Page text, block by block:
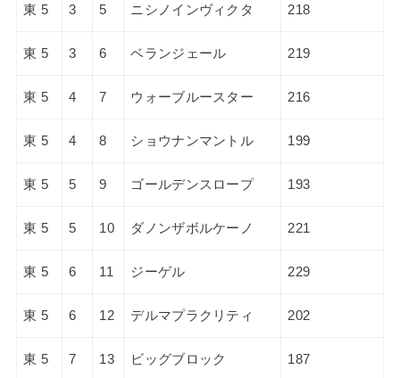
東 5 3 5 ニシノインヴィクタ 218
東 5 3 6 ベランジェール 219
東 5 4 7 ウォーブルースター 216
東 5 4 8 ショウナンマントル 199
東 5 5 9 ゴールデンスロープ 193
東 5 5 10 ダノンザボルケーノ 221
東 5 6 11 ジーゲル 229
東 5 6 12 デルマプラクリティ 202
東 5 7 13 ビッグブロック 187